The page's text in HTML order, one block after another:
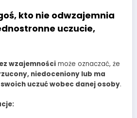
kto nie odwzajemnia
uczucie,
wzajemności może oznaczać, że
niedoceniony lub ma
uczuć wobec danej osoby.